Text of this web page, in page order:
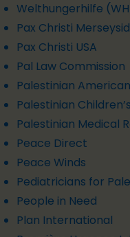
Welthungerhilfe
Pax Christi
Pax Christi USA
Pal Law Commission
Palestinian
Palestinian
Palestinian Medical
Peace Direct
Peace Winds
Pediatricians for
People in Need
Plan International